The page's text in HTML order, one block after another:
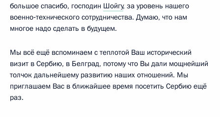
большое спасибо, господин Шойгу, за уровень нашего
военно‑технического сотрудничества. Думаю, что нам
многое надо сделать в будущем.
Мы всё ещё вспоминаем с теплотой Ваш исторический
визит в Сербию, в Белград, потому что Вы дали мощнейший
толчок дальнейшему развитию наших отношений. Мы
приглашаем Вас в ближайшее время посетить Сербию ещё
раз.